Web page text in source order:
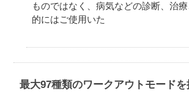
ものではなく、病気などの診断、治
的にはご使用いた
最大97種類のワークアウトモードを